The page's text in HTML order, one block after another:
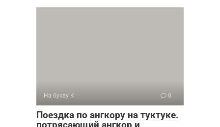
На букву К 0
Поездка по ангкору на туктуке.